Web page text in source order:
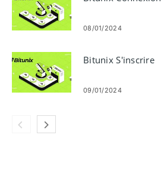
08/01/2024
Bitunix S'inscrire
09/01/2024